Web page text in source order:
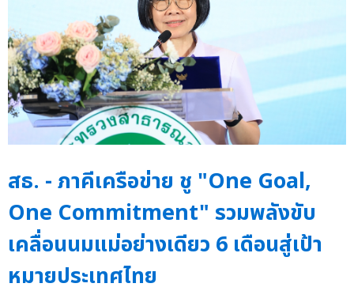
สธ. - ภาคีเครือข่าย ชู "One Goal,
One Commitment" รวมพลังขับ
เคลื่อนนมแม่อย่างเดียว 6 เดือนสู่เป้า
หมายประเทศไทย